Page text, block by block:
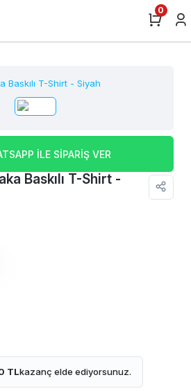
0
İLE SİPARİŞ VER
Baskılı T-Shirt -
TLkazanç elde ediyorsunuz.